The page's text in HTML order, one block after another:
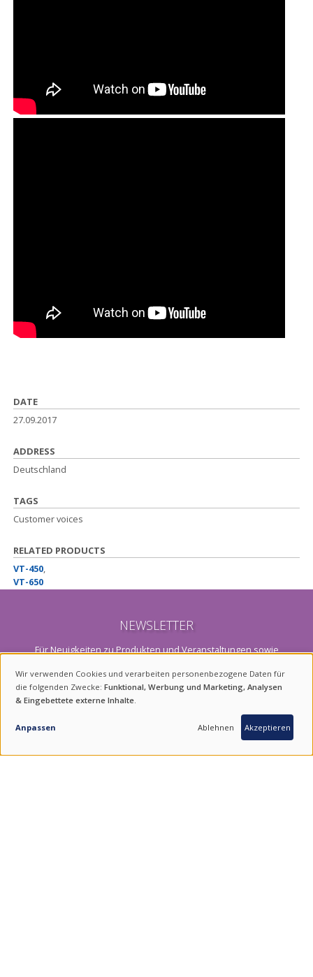
DATE
27.09.2017
ADDRESS
Deutschland
TAGS
Customer voices
RELATED PRODUCTS
VT-450,
VT-650
NEWSLETTER
Für Neuigkeiten zu Produkten und Veranstaltungen sowie
ABONNIEREN
VERWENDUNG
VON
PERSONENBEZOGENEN
Wir verwenden Cookies und verarbeiten personenbezogene Daten für
die folgenden Zwecke:Funktional, Werbung und Marketing, Analysen
& Eingebettete externe Inhalte.
Anpassen Ablehnen Akzeptieren